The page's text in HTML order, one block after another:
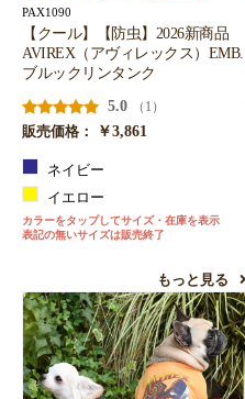
PAX1090
【クール】【防虫】2026新商品
AVIREX（アヴィレックス）EMB.
ブルックリンタンク
5.0
（1）
販売価格：
￥3,861
ネイビー
イエロー
カラーをタップしてサイズ・在庫を表示
表記の無いサイズは販売終了
もっと見る